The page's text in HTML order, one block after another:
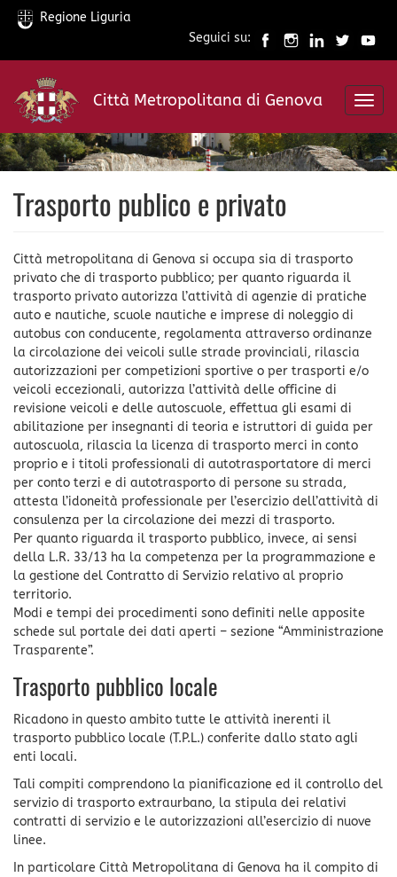
Salta
contenuto
principale
Regione Liguria
Seguici su:
Città Metropolitana di Genova
Trasporto publico e privato
Città metropolitana di Genova si occupa sia di trasporto
privato che di trasporto pubblico; per quanto riguarda il
trasporto privato autorizza l’attività di agenzie di pratiche
auto e nautiche, scuole nautiche e imprese di noleggio di
autobus con conducente, regolamenta attraverso ordinanze
la circolazione dei veicoli sulle strade provinciali, rilascia
autorizzazioni per competizioni sportive o per trasporti e/o
veicoli eccezionali, autorizza l’attività delle officine di
revisione veicoli e delle autoscuole, effettua gli esami di
abilitazione per insegnanti di teoria e istruttori di guida per
autoscuola, rilascia la licenza di trasporto merci in conto
proprio e i titoli professionali di autotrasportatore di merci
per conto terzi e di autotrasporto di persone su strada,
attesta l’idoneità professionale per l’esercizio dell’attività di
consulenza per la circolazione dei mezzi di trasporto.
Per quanto riguarda il trasporto pubblico, invece, ai sensi
della L.R. 33/13 ha la competenza per la programmazione e
la gestione del Contratto di Servizio relativo al proprio
territorio.
Modi e tempi dei procedimenti sono definiti nelle apposite
schede sul portale dei dati aperti – sezione “Amministrazione
Trasparente”.
Trasporto pubblico locale
Ricadono in questo ambito tutte le attività inerenti il
trasporto pubblico locale (T.P.L.) conferite dallo stato agli
enti locali.
Tali compiti comprendono la pianificazione ed il controllo del
servizio di trasporto extraurbano, la stipula dei relativi
contratti di servizio e le autorizzazioni all’esercizio di nuove
linee.
In particolare Città Metropolitana di Genova ha il compito di